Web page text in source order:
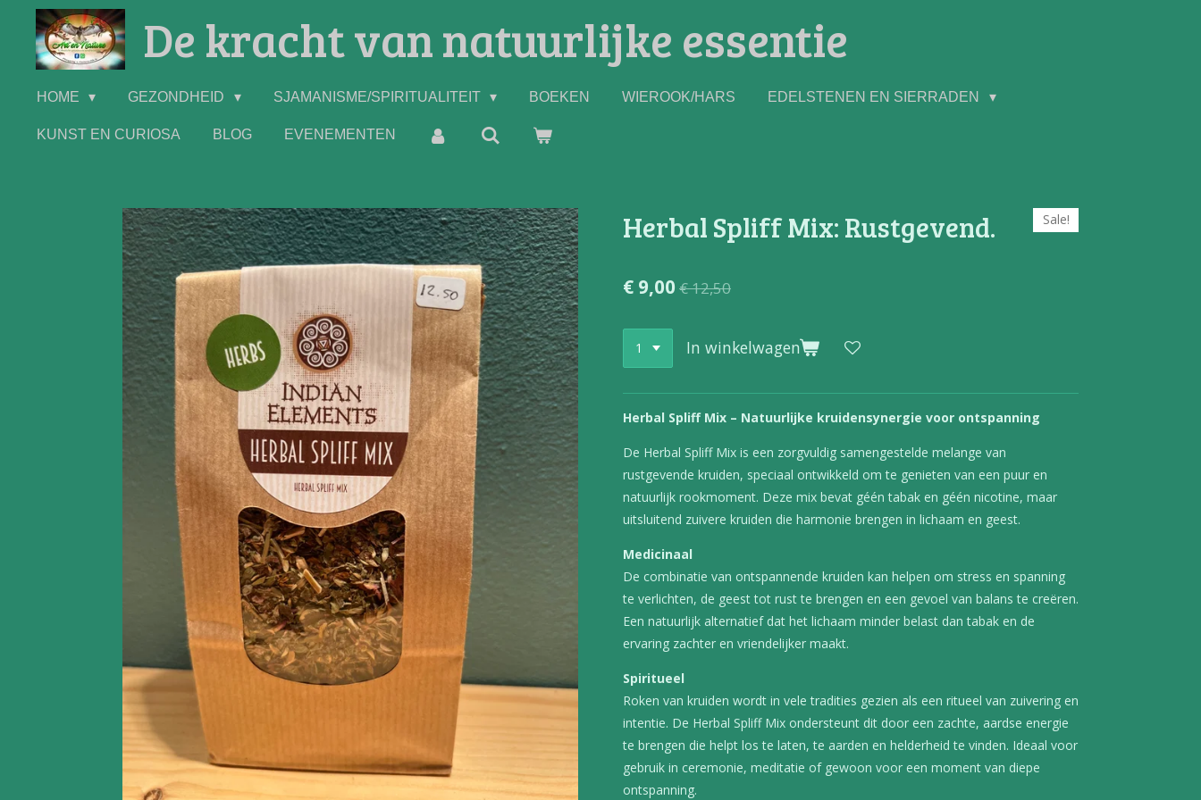
direct
De kracht van natuurlijke essentie
HOME GEZONDHEID SJAMANISME/SPIRITUALITEIT BOEKEN WIEROOK/HARS EDELSTENEN EN SIERRADEN
KUNST EN CURIOSA BLOG EVENEMENTEN
Herbal Spliff Mix: Rustgevend. Sale!
€ 9,00 € 12,50
In winkelwagen
Herbal Spliff Mix – Natuurlijke kruidensynergie voor ontspanning
De Herbal Spliff Mix is een zorgvuldig samengestelde melange van
rustgevende kruiden, speciaal ontwikkeld om te genieten van een puur en
natuurlijk rookmoment. Deze mix bevat géén tabak en géén nicotine, maar
uitsluitend zuivere kruiden die harmonie brengen in lichaam en geest.
Medicinaal
De combinatie van ontspannende kruiden kan helpen om stress en spanning
te verlichten, de geest tot rust te brengen en een gevoel van balans te creëren.
Een natuurlijk alternatief dat het lichaam minder belast dan tabak en de
ervaring zachter en vriendelijker maakt.
Spiritueel
Roken van kruiden wordt in vele tradities gezien als een ritueel van zuivering en
intentie. De Herbal Spliff Mix ondersteunt dit door een zachte, aardse energie
te brengen die helpt los te laten, te aarden en helderheid te vinden. Ideaal voor
gebruik in ceremonie, meditatie of gewoon voor een moment van diepe
ontspanning.